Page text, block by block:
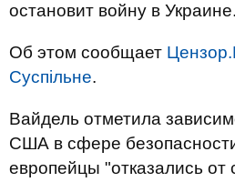
остановит войну в Украине.
Об этом сообщает
Суспільне.
Вайдель отметила
США в сфере
европейцы "отказались от